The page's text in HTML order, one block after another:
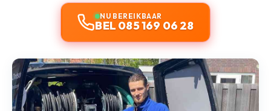
NU BEREIKBAAR
BEL 085 169 06 28